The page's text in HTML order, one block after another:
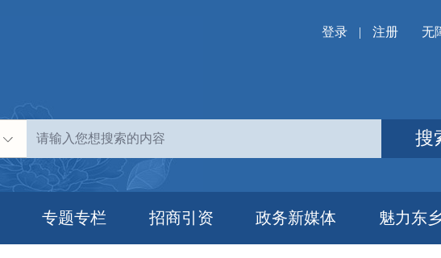
登录 | 注册 无
搜
专题专栏 招商引资 政务新媒体 魅力东